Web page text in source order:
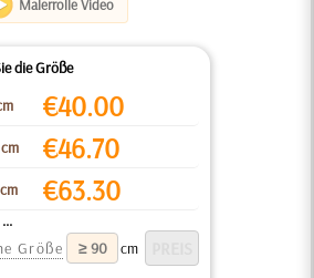
Malerrolle Video
die Größe
€40.00
€46.70
€63.30
Größe
cm